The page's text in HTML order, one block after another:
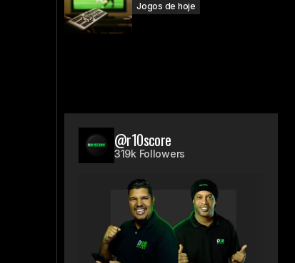
Jogos de hoje
@r10score
319k Followers